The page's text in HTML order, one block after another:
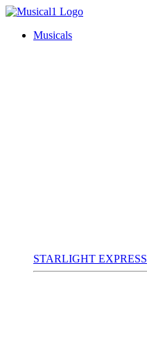
Musicals
STARLIGHT EXPRESS